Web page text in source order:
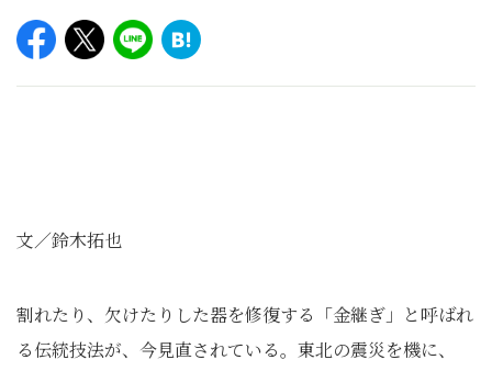
文／鈴木拓也
割れたり、欠けたりした器を修復する「金継ぎ」と呼ばれ
る伝統技法が、今見直されている。東北の震災を機に、